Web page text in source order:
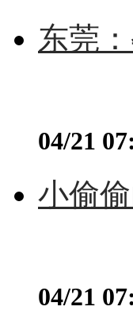
东莞
04/21
小偷
04/21